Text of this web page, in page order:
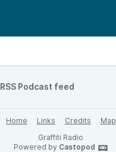
RSS Podcast feed
Home Links Credits
Map
Graffiti Radio
Powered by Castopod